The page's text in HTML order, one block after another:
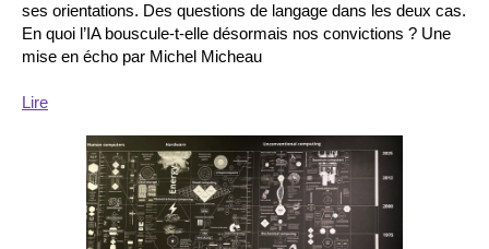
ses orientations. Des questions de langage dans les deux cas.
En quoi l’IA bouscule-t-elle désormais nos convictions ? Une
mise en écho par Michel Micheau
Lire